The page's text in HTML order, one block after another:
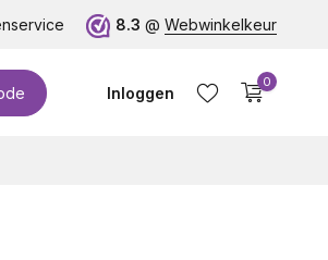
8.3 @ Webwinkelkeur
Inloggen
0